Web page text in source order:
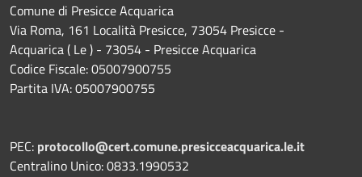
Comune di Presicce Acquarica
Via Roma, 161 Località Presicce, 73054 Presicce -
Acquarica ( Le ) - 73054 - Presicce Acquarica
Codice Fiscale: 05007900755
Partita IVA: 05007900755
PEC: protocollo@cert.comune.presicceacquarica.le.it
Centralino Unico: 0833.1990532